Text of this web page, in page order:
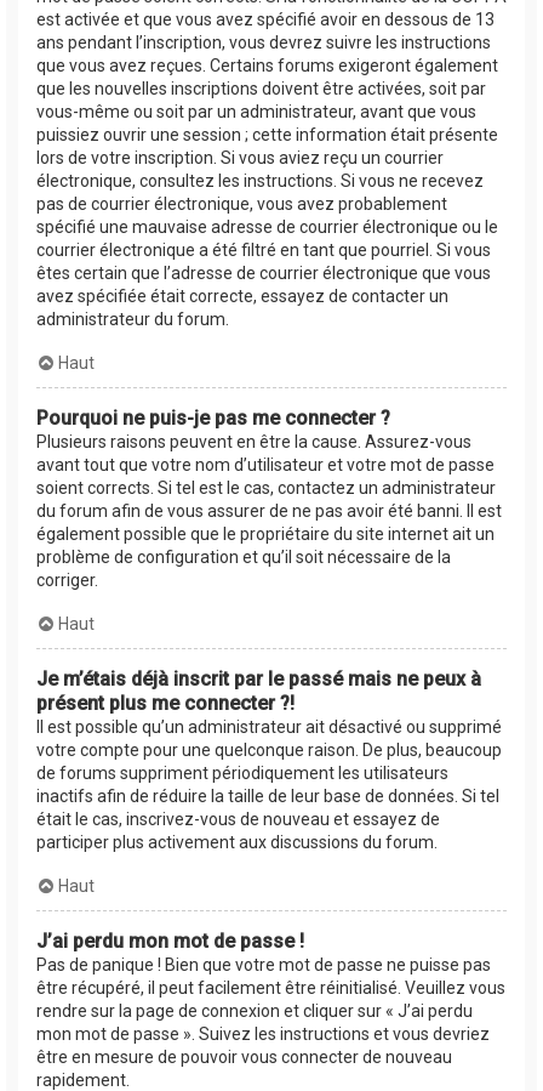
est activée et que vous avez spécifié avoir en dessous de 13
ans pendant l’inscription, vous devrez suivre les instructions
que vous avez reçues. Certains forums exigeront également
que les nouvelles inscriptions doivent être activées, soit par
vous-même ou soit par un administrateur, avant que vous
puissiez ouvrir une session ; cette information était présente
lors de votre inscription. Si vous aviez reçu un courrier
électronique, consultez les instructions. Si vous ne recevez
pas de courrier électronique, vous avez probablement
spécifié une mauvaise adresse de courrier électronique ou le
courrier électronique a été filtré en tant que pourriel. Si vous
êtes certain que l’adresse de courrier électronique que vous
avez spécifiée était correcte, essayez de contacter un
administrateur du forum.
Haut
Pourquoi ne puis-je pas me connecter ?
Plusieurs raisons peuvent en être la cause. Assurez-vous
avant tout que votre nom d’utilisateur et votre mot de passe
soient corrects. Si tel est le cas, contactez un administrateur
du forum afin de vous assurer de ne pas avoir été banni. Il est
également possible que le propriétaire du site internet ait un
problème de configuration et qu’il soit nécessaire de la
corriger.
Haut
Je m’étais déjà inscrit par le passé mais ne peux à
présent plus me connecter ?!
Il est possible qu’un administrateur ait désactivé ou supprimé
votre compte pour une quelconque raison. De plus, beaucoup
de forums suppriment périodiquement les utilisateurs
inactifs afin de réduire la taille de leur base de données. Si tel
était le cas, inscrivez-vous de nouveau et essayez de
participer plus activement aux discussions du forum.
Haut
J’ai perdu mon mot de passe !
Pas de panique ! Bien que votre mot de passe ne puisse pas
être récupéré, il peut facilement être réinitialisé. Veuillez vous
rendre sur la page de connexion et cliquer sur « J’ai perdu
mon mot de passe ». Suivez les instructions et vous devriez
être en mesure de pouvoir vous connecter de nouveau
rapidement.